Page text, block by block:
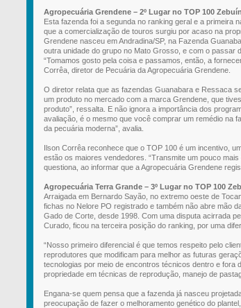
Agropecuária Grendene – 2º Lugar no TOP 100
Esta fazenda foi a segunda no ranking geral e a
que a comercialização de touros surgiu por acaso na
Grendene nasceu em Andradina/SP, na Fazenda
outra unidade do grupo no Mato Grosso, e com o passar
“Tomamos gosto pela coisa e passamos, então, a
Corrêa, diretor de Pecuária da Agropecuária Grendene.
O diretor relata que as fazendas Guanabara e Ressaca
um produto no mercado com a marca Grendene, que
produto”, ressalta. E não ignora a importância dos
avaliação, é o mesmo que você comprar um remédio na
da pecuária moderna”, avalia.
Ilson Corrêa reconhece que o TOP 100 é um incentivo,
estão os maiores vendedores. “Transmite um pouco
questiona, ao informar que a Agropecuária Grendene
Agropecuária Terra Grande – 3º Lugar no TOP 100
Arraigada em Bernardo Sayão, no extremo oeste de
fichas no Nelore PO registrado e também não abre mão
Gado de Corte, desde 1998. Com uma disputa acirrada
Curado, ficou na terceira posição do ranking, por uma
“Nosso primeiro diferencial é que temos respeito pelo
reprodutores que modificam para melhor as futuras
tecnologias por meio de encontros técnicos dentro e fora
propriedade em técnicas de reprodução, manejo de
Engana-se quem pensa que a fazenda já nasceu
preocupação de fazer o melhoramento genético do